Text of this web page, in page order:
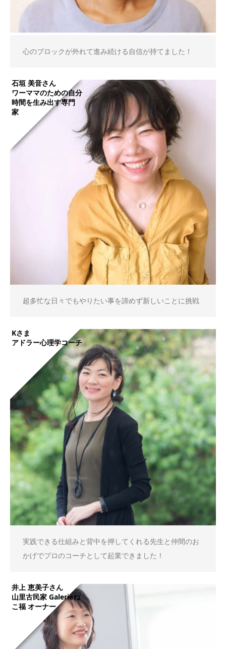
心のブロックが外れて進み続ける自信が持てました！
石垣 美音さん
ワーママのための自分
時間を生み出す専門
家
超多忙な日々でもやりたい事を諦めず新しいことに挑戦
Kさま
アドラー心理学コーチ
実践できる仕組みと背中を押してくれる先生と仲間のお
かげでプロのコーチとして起業できました！
井上 恵美子さん
山里古民家 Galerieね
こ福 オーナー